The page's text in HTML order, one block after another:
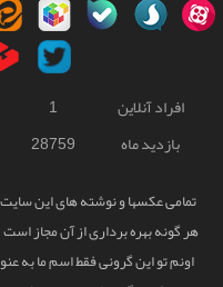
افراد آنلاین 1
بازدید ماه
28759
تمامی عکسها و نوشته های این
هر گونه بهره برداری از آن مجاز
اونم تو این گرونی فقط اسم ما به